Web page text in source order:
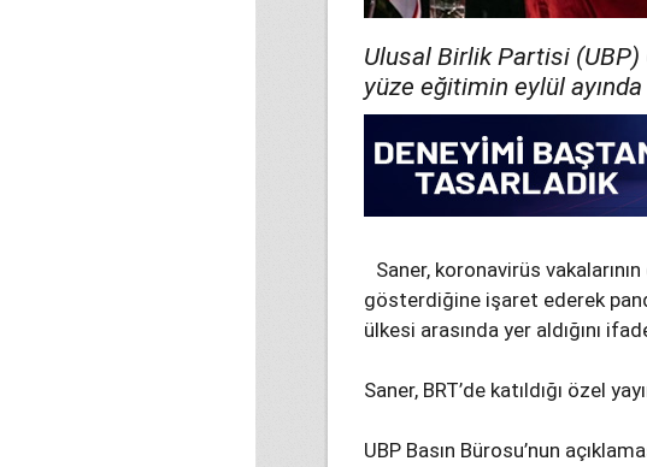
Ulusal Birlik Partisi (UBP)
yüze eğitimin eylül
Saner, koronavirüs
gösterdiğine işaret ederek
ülkesi arasında yer aldığını
Saner, BRT’de katıldığı özel
UBP Basın Bürosu’nun